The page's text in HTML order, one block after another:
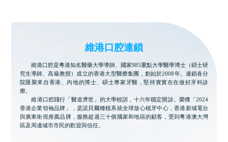
維港口腔連鎖
維港口腔是粵港知名醫藥大學導師、國家985重點大學醫學博士（碩士研
究生導師、高級教授）成立的香港大型醫療集團，創始於2008年。連鎖各分
院匯聚來自香港、內地的博士、碩士專家牙醫，堅持實實在在做好牙科診
療。
維港口腔踐行「醫道濟世」的大學校訓，十六年穩定開診。榮獲「2024
香港企業領袖品牌」，是諾貝爾種植系統全球放心植牙中心，香港新城電台
與廣東衛視推薦品牌，服務超過三十個國家和地區的顧客，受到粵港澳大灣
區及周邊城市市民的歡迎與信任。